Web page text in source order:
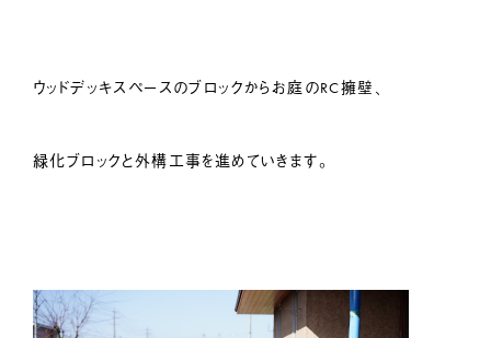
ウッドデッキスペースのブロックからお庭のRC擁壁、
緑化ブロックと外構工事を進めていきます。